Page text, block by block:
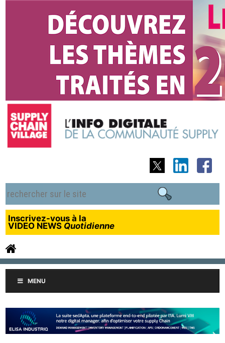
Inscrivez-vous à la
VIDEO NEWS Quotidienne
MENU